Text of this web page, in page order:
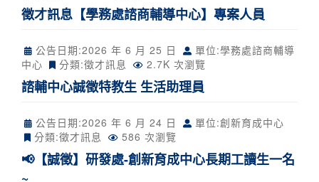
徵才訊息【學務處諮商輔導中心】專案人員
公告日期:2026 年 6 月 25 日
單位:學務處諮商輔導
中心
分類:徵才訊息 2.7K 次瀏覽
諮輔中心誠徵特教生 生活助理員
公告日期:2026 年 6 月 24 日
單位:創新育成中心
分類:徵才訊息 586 次瀏覽
📢【誠徵】研發處-創新育成中心長期工讀生一名
~